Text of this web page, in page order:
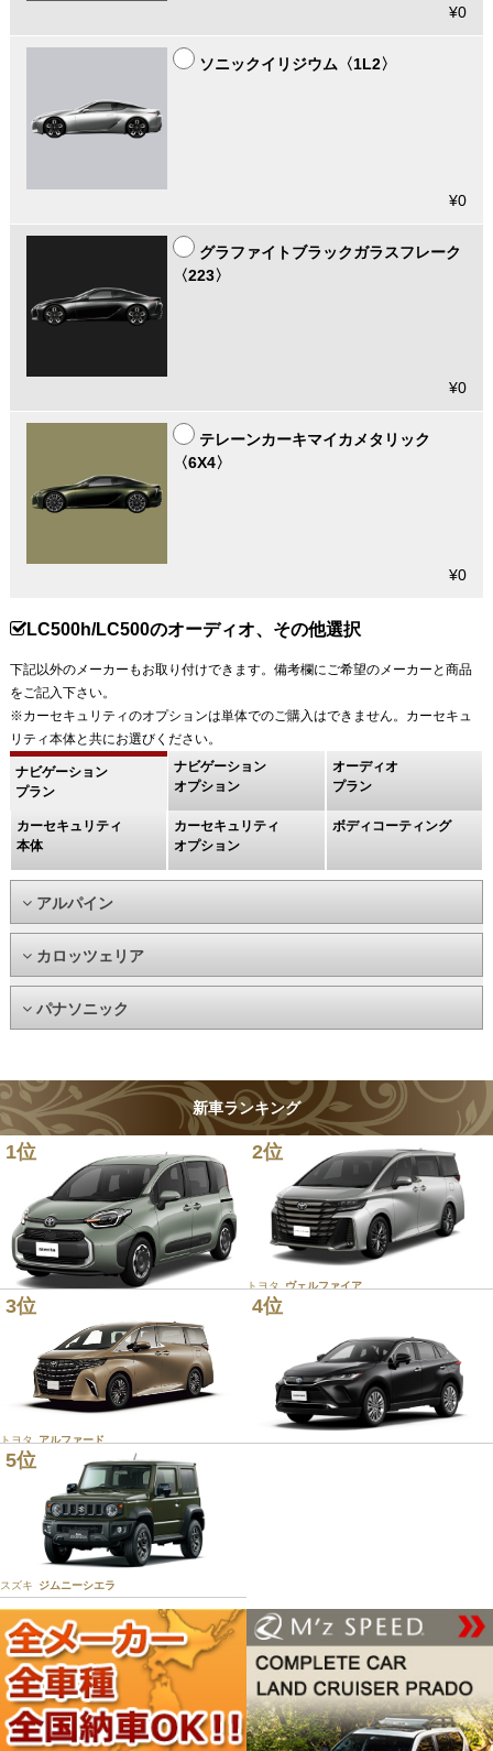
¥0
ソニックイリジウム〈1L2〉
¥0
グラファイトブラックガラスフレーク
〈223〉
¥0
テレーンカーキマイカメタリック
〈6X4〉
¥0
LC500h/LC500のオーディオ、その他選択
下記以外のメーカーもお取り付けできます。備考欄にご希望のメーカーと商品
をご記入下さい。
※カーセキュリティのオプションは単体でのご購入はできません。カーセキュ
リティ本体と共にお選びください。
ナビゲーション
プラン
ナビゲーション
オプション
オーディオ
プラン
カーセキュリティ
本体
カーセキュリティ
オプション
ボディコーティング
アルパイン
カロッツェリア
パナソニック
新車ランキング
1位
トヨタ
2位
トヨタ ヴェルファイア
3位
トヨタ アルファード
4位
5位
スズキ ジムニーシエラ